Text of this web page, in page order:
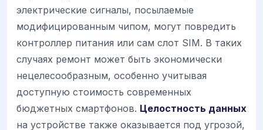
электрические сигналы, посылаемые
модифицированным чипом, могут повредить
контроллер питания или сам слот SIM. В таких
случаях ремонт может быть экономически
нецелесообразным, особенно учитывая
доступную стоимость современных
бюджетных смартфонов. Целостность данных
на устройстве также оказывается под угрозой,